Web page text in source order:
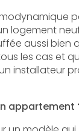
logement
aussi bien
les cas et
installateur
appartement